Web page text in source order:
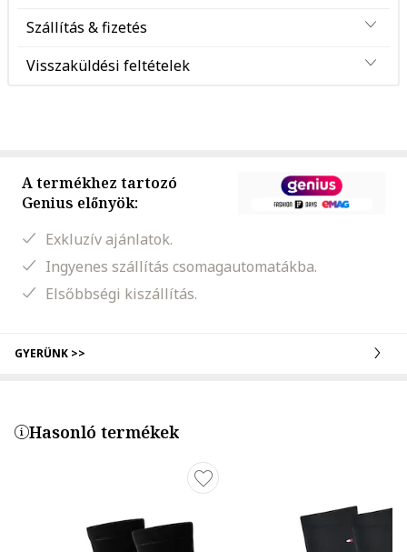
Szállítás & fizetés
Visszaküldési feltételek
A termékhez tartozó
Genius előnyök:
Exkluzív ajánlatok.
Ingyenes szállítás csomagautomatákba.
Elsőbbségi kiszállítás.
GYERÜNK >>
Hasonló termékek